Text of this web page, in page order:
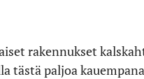
rakennukset
tästä paljoa